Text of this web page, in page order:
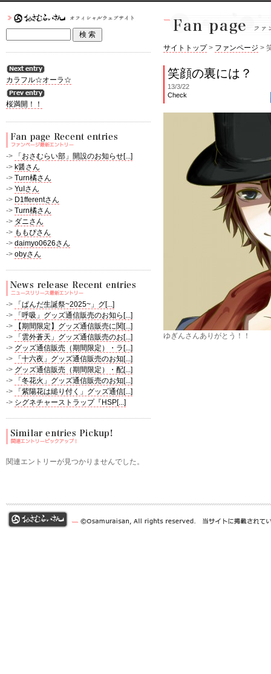
カラフル☆オーラ☆
桜満開！！
->
「おさむらい部」開設のお知らせ[...]
-> k醤さん
-> Turn橘さん
-> YuIさん
-> D1fferentさん
-> Turn橘さん
-> ダニさん
-> ももぴさん
-> daimyo0626さん
-> obyさん
->
「ぱんだ生誕祭~2025~」グ[...]
->
「呼吸」グッズ通信販売のお知ら[...]
->
【期間限定】グッズ通信販売に関[...]
->
「雲外蒼天」グッズ通信販売のお[...]
-> グッズ通信販売（期間限定）・ラ[...]
->
「十六夜」グッズ通信販売のお知[...]
-> グッズ通信販売（期間限定）・配[...]
->
「冬花火」グッズ通信販売のお知[...]
->
「紫陽花は縋り付く」グッズ通信[...]
-> シグネチャーストラップ『HSP[...]
関連エントリーが見つかりませんでした。
サイトトップ> ファンページ >
笑顔の裏には？
13/3/22
Check
ゆぎんさんありがとう！！